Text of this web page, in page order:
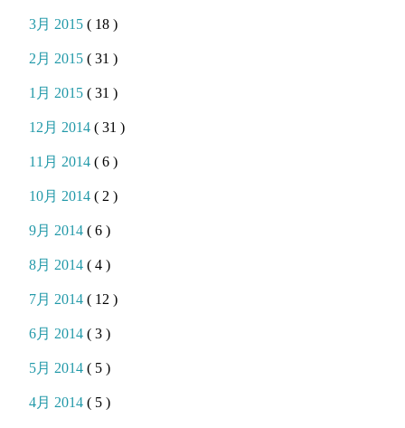
3月 2015( 18 )
2月 2015( 31 )
1月 2015( 31 )
12月 2014( 31 )
11月 2014( 6 )
10月 2014( 2 )
9月 2014( 6 )
8月 2014( 4 )
7月 2014( 12 )
6月 2014( 3 )
5月 2014( 5 )
4月 2014( 5 )